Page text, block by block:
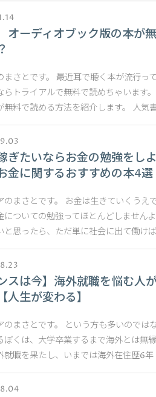
】オーディオブック版の本が
まさとです。 最近耳で聴く本が流行っ
らトライアルで無料で読めちゃいます
無料で読める方法を紹介します。 人気
ぎたいならお金の勉強をし
金に関するおすすめの本4選
のまさとです。 お金は生きていくうえ
についての勉強ってほとんどしません
と思ったら、ただ単に社会に出て働け
ンスは今】海外就職を悩む人
人生が変わる】
のまさとです。 という方も多いのでは
ぼくは、大学卒業するまで海外とは無
就職を果たし、いまでは海外在住歴6